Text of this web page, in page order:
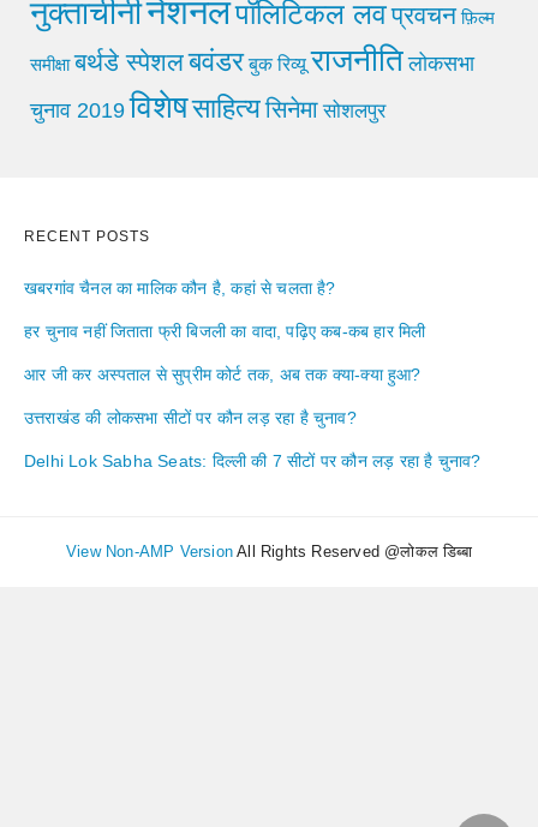
नुक्ताचीनीनेशनलपॉलिटिकल लवप्रवचन फ़िल्म
समीक्षा बर्थडे स्पेशलबवंडर बुक रिव्यू राजनीति लोकसभा
चुनाव 2019 विशेषसाहित्यसिनेमा सोशलपुर
RECENT POSTS
खबरगांव चैनल का मालिक कौन है, कहां से चलता है?
हर चुनाव नहीं जिताता फ्री बिजली का वादा, पढ़िए कब-कब हार मिली
आर जी कर अस्पताल से सुप्रीम कोर्ट तक, अब तक क्या-क्या हुआ?
उत्तराखंड की लोकसभा सीटों पर कौन लड़ रहा है चुनाव?
Delhi Lok Sabha Seats: दिल्ली की 7 सीटों पर कौन लड़ रहा है चुनाव?
View Non-AMP Version All Rights Reserved @लोकल डिब्बा